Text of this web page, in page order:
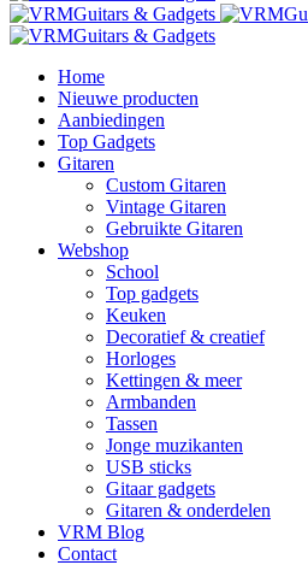
Home
Nieuwe producten
Aanbiedingen
Top Gadgets
Gitaren
Custom Gitaren
Vintage Gitaren
Gebruikte Gitaren
Webshop
School
Top gadgets
Keuken
Decoratief & creatief
Horloges
Kettingen & meer
Armbanden
Tassen
Jonge muzikanten
USB sticks
Gitaar gadgets
Gitaren & onderdelen
VRM Blog
Contact